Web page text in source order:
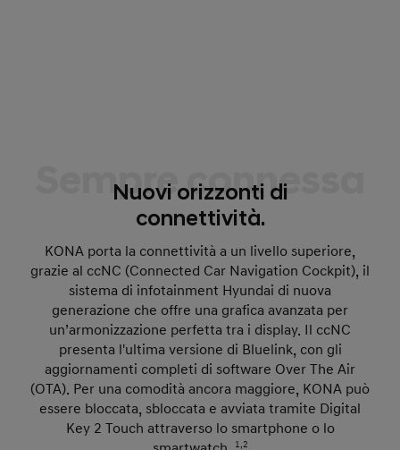
Sempre connessa
Nuovi orizzonti di
connettività.
KONA porta la connettività a un livello superiore,
grazie al ccNC (Connected Car Navigation Cockpit), il
sistema di infotainment Hyundai di nuova
generazione che offre una grafica avanzata per
un’armonizzazione perfetta tra i display. Il ccNC
presenta l'ultima versione di Bluelink, con gli
aggiornamenti completi di software Over The Air
(OTA). Per una comodità ancora maggiore, KONA può
essere bloccata, sbloccata e avviata tramite Digital
Key 2 Touch attraverso lo smartphone o lo
1,2